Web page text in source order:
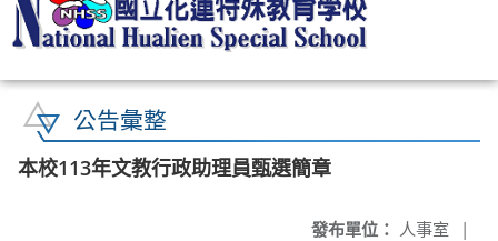
公告彙整
本校113年文教行政助理員甄選簡章
發布單位： 人事室 |